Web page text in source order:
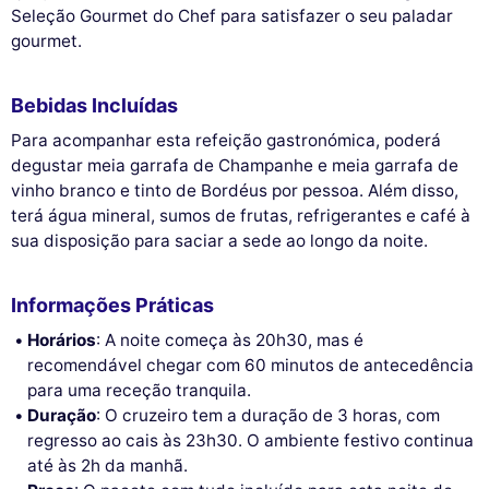
Seleção Gourmet do Chef para satisfazer o seu paladar
gourmet.
Bebidas Incluídas
Para acompanhar esta refeição gastronómica, poderá
degustar meia garrafa de Champanhe e meia garrafa de
vinho branco e tinto de Bordéus por pessoa. Além disso,
terá água mineral, sumos de frutas, refrigerantes e café à
sua disposição para saciar a sede ao longo da noite.
Informações Práticas
Horários: A noite começa às 20h30, mas é
recomendável chegar com 60 minutos de antecedência
para uma receção tranquila.
Duração: O cruzeiro tem a duração de 3 horas, com
regresso ao cais às 23h30. O ambiente festivo continua
até às 2h da manhã.